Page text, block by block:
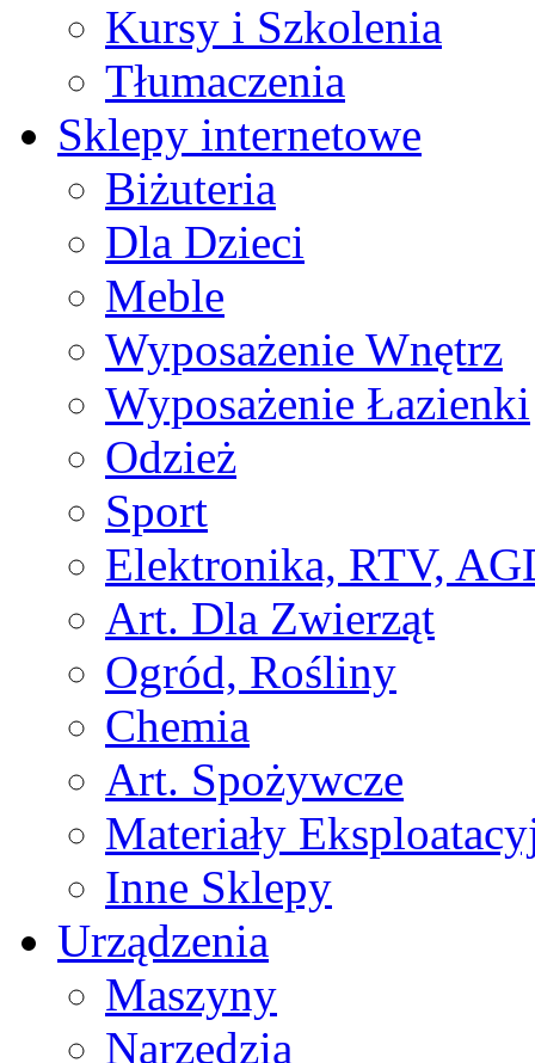
Kursy i Szkolenia
Tłumaczenia
Sklepy internetowe
Biżuteria
Dla Dzieci
Meble
Wyposażenie Wnętrz
Wyposażenie Łazienki
Odzież
Sport
Elektronika, RTV,
Art. Dla Zwierząt
Ogród, Rośliny
Chemia
Art. Spożywcze
Materiały
Inne Sklepy
Urządzenia
Maszyny
Narzędzia